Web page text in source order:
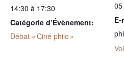
14:30 à 17:30
Catégorie d’Évènement:
Débat « Ciné philo »
E-